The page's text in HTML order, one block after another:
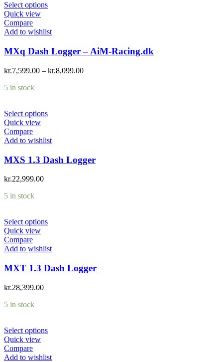
Select options
Quick view
Compare
Add to wishlist
MXq Dash Logger – AiM-Racing.dk
kr.7,599.00 – kr.8,099.00
5 in stock
Select options
Quick view
Compare
Add to wishlist
MXS 1.3 Dash Logger
kr.22,999.00
5 in stock
Select options
Quick view
Compare
Add to wishlist
MXT 1.3 Dash Logger
kr.28,399.00
5 in stock
Select options
Quick view
Compare
Add to wishlist